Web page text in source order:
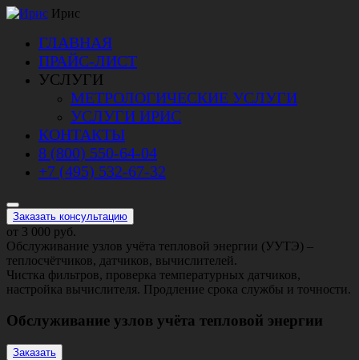
Перейти
содержимому
Ирис
ГЛАВНАЯ
ПРАЙС-ЛИСТ
УСЛУГИ
МЕТРОЛОГИЧЕСКИЕ УСЛУГИ
УСЛУГИ ИРИС
КОНТАКТЫ
8 (800) 550-64-04
+7 (495) 532-67-32
Заказать консультацию
от 3 000 руб.
Обслуживание узлов учёта тепловой энергии (УУТЭ) –
теплосчётчиков, датчиков, вычислителей.
Чистка фильтров, проверка температурных датчиков,
настройка вычислителя. Продление срока службы и точности.
Обслуживание узлов учёта тепловой энергии
Заказать